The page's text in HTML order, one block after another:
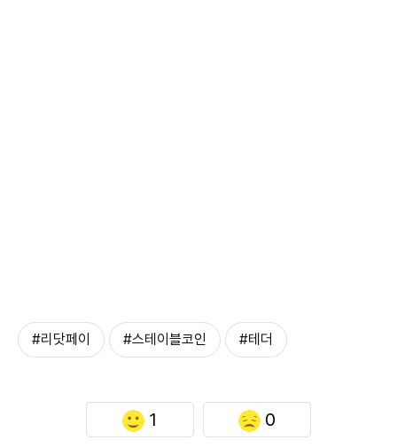
#리닷페이 #스테이블코인 #테더
1 0